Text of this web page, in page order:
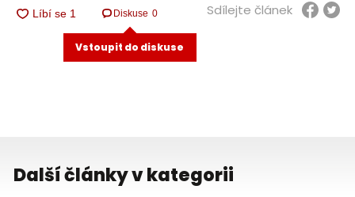
Diskuse 0
Vstoupit do diskuse
Sdílejte článek
Další články v kategorii